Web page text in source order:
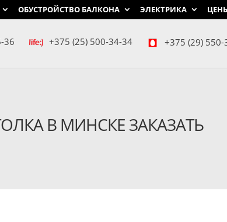
ОБУСТРОЙСТВО БАЛКОНА ЭЛЕКТРИКА
36 +375 (25) 500-34-34 +375 (29) 550-
В МИНСКЕ ЗАКАЗАТЬ